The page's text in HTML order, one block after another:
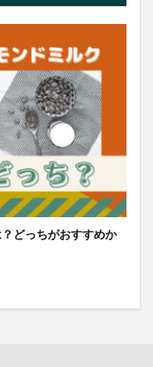
どっちがおすすめか